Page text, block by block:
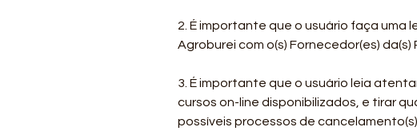
2. É importante que o usuário faça uma
Agroburei com o(s) Fornecedor(es)
3. É importante que o usuário leia
cursos on-line disponibilizados, e tirar
possíveis processos de